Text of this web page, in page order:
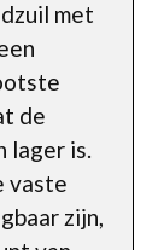
met
de
lager is.
vaste
zijn,